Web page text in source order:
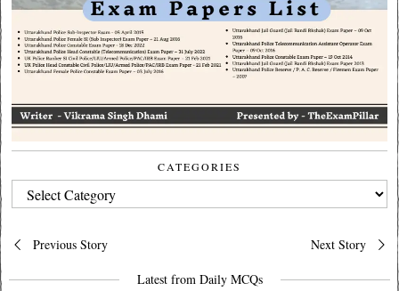
CATEGORIES
CATEGORIES
Post
navigation
Previous Story Next Story
Latest from Daily MCQs